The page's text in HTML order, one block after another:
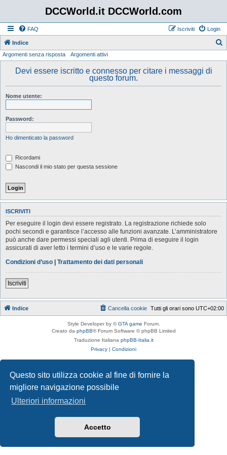
Questo sito utilizza cookie al fine di fornire la
migliore navigazione possibile
Ulteriori informazioni
Accetto
DCCWorld.it DCCWorld.com
FAQ Login
Iscriviti
Indice
Argomenti senza risposta Argomenti attivi
Devi essere iscritto e connesso per citare i messaggi di
questo forum.
Nome utente:
Password:
Ho dimenticato la password
Ricordami
Nascondi il mio stato per questa sessione
ISCRIVITI
Per eseguire il login devi essere registrato. La registrazione richiede solo
pochi secondi e garantisce l’accesso alle funzioni avanzate. L’amministratore
può anche dare permessi speciali agli utenti. Prima di eseguire il login
assicurati di aver letto i termini d’uso e le varie regole.
Condizioni d’uso | Trattamento dei dati personali
Iscriviti
Indice Tutti gli orari sono UTC+02:00
Cancella cookie
Style Developer by ©GTA game Forum.
Creato da phpBB® Forum Software © phpBB Limited
Traduzione Italiana phpBB-Italia.it
Privacy | Condizioni